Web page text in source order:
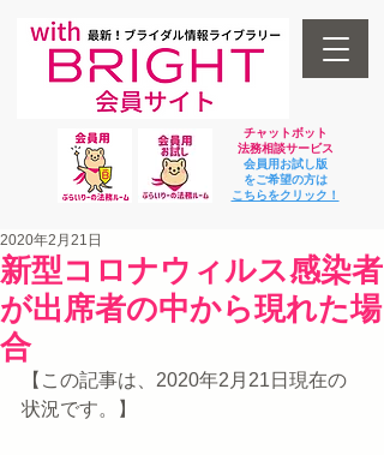
チャットボット
法務相談サービス
会員用お試し版
をご希望の方は
​こちらをクリック！
新型コロナウィルス感染者
が出席者の中から現れた場
合
2020年2月21日
【この記事は、2020年2月21日現在の
状況です。】